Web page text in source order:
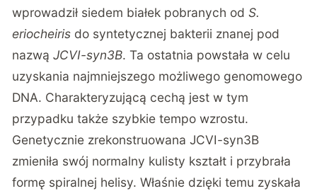
wprowadził siedem białek pobranych odS.
eriocheiris do syntetycznej bakterii znanej pod
nazwąJCVI-syn3B. Ta ostatnia powstała w celu
uzyskania najmniejszego możliwego genomowego
DNA. Charakteryzującą cechą jest w tym
przypadku także szybkie tempo wzrostu.
Genetycznie zrekonstruowana JCVI-syn3B
zmieniła swój normalny kulisty kształt i przybrała
formę spiralnej helisy. Właśnie dzięki temu zyskała